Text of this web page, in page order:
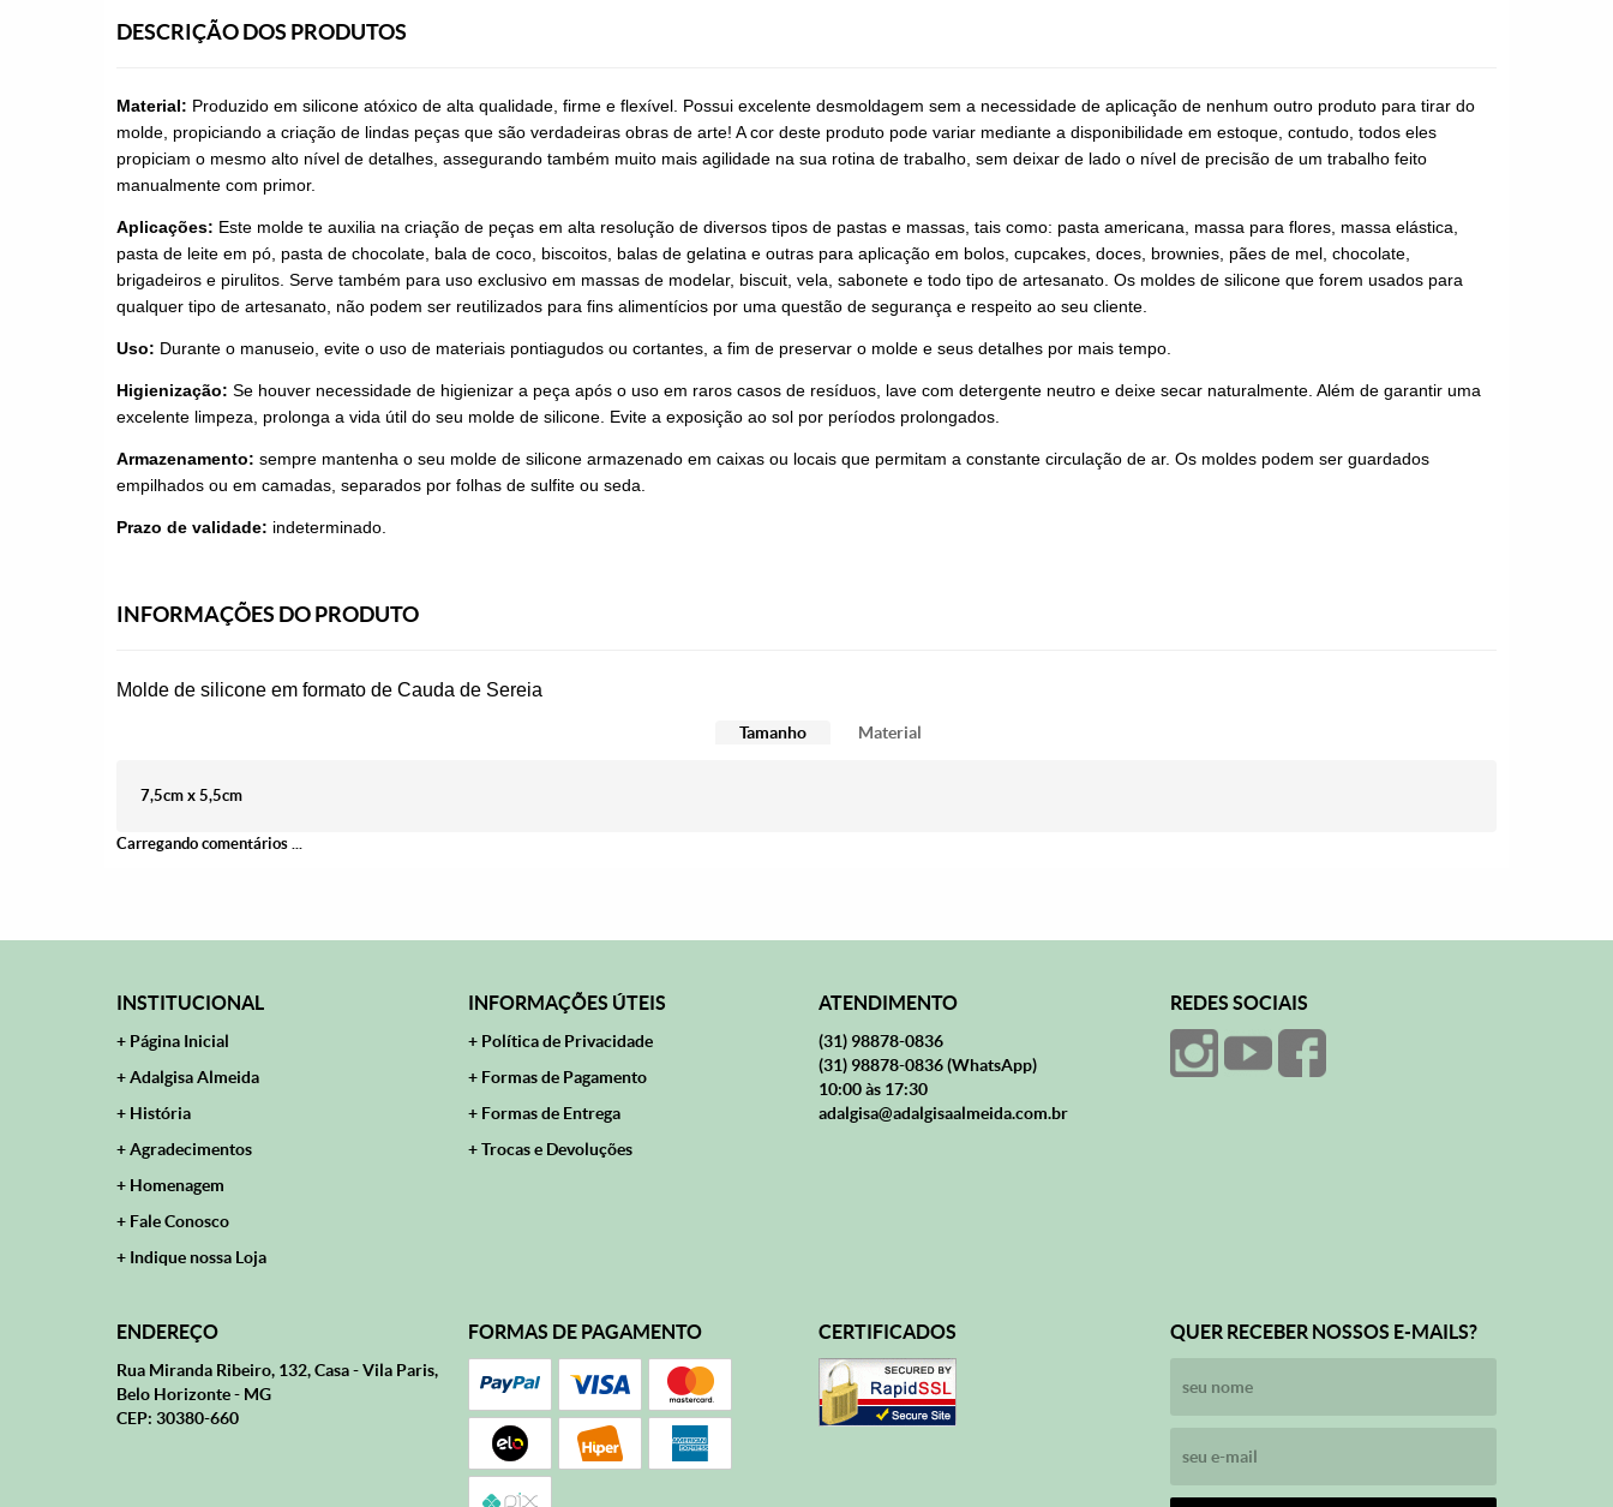
DESCRIÇÃO DOS PRODUTOS
Material: Produzido em silicone atóxico de alta qualidade, firme e flexível. Possui excelente desmoldagem sem a necessidade de aplicação de nenhum outro produto para tirar do
molde, propiciando a criação de lindas peças que são verdadeiras obras de arte! A cor deste produto pode variar mediante a disponibilidade em estoque, contudo, todos eles
propiciam o mesmo alto nível de detalhes, assegurando também muito mais agilidade na sua rotina de trabalho, sem deixar de lado o nível de precisão de um trabalho feito
manualmente com primor.
Aplicações: Este molde te auxilia na criação de peças em alta resolução de diversos tipos de pastas e massas, tais como: pasta americana, massa para flores, massa elástica,
pasta de leite em pó, pasta de chocolate, bala de coco, biscoitos, balas de gelatina e outras para aplicação em bolos, cupcakes, doces, brownies, pães de mel, chocolate,
brigadeiros e pirulitos. Serve também para uso exclusivo em massas de modelar, biscuit, vela, sabonete e todo tipo de artesanato. Os moldes de silicone que forem usados para
qualquer tipo de artesanato, não podem ser reutilizados para fins alimentícios por uma questão de segurança e respeito ao seu cliente.
Uso: Durante o manuseio, evite o uso de materiais pontiagudos ou cortantes, a fim de preservar o molde e seus detalhes por mais tempo.
Higienização: Se houver necessidade de higienizar a peça após o uso em raros casos de resíduos, lave com detergente neutro e deixe secar naturalmente. Além de garantir uma
excelente limpeza, prolonga a vida útil do seu molde de silicone. Evite a exposição ao sol por períodos prolongados.
Armazenamento: sempre mantenha o seu molde de silicone armazenado em caixas ou locais que permitam a constante circulação de ar. Os moldes podem ser guardados
empilhados ou em camadas, separados por folhas de sulfite ou seda.
Prazo de validade: indeterminado.
INFORMAÇÕES DO PRODUTO
Molde de silicone em formato de Cauda de Sereia
Tamanho Material
7,5cm x 5,5cm
Carregando comentários ...
INSTITUCIONAL
Página Inicial
Adalgisa Almeida
História
Agradecimentos
Homenagem
Fale Conosco
Indique nossa Loja
INFORMAÇÕES ÚTEIS
Política de Privacidade
Formas de Pagamento
Formas de Entrega
Trocas e Devoluções
ATENDIMENTO
(31) 98878-0836
(31) 98878-0836(WhatsApp)
10:00 às 17:30
adalgisa@adalgisaalmeida.com.br
REDES SOCIAIS
ENDEREÇO
Rua Miranda Ribeiro, 132, Casa-Vila Paris,
Belo Horizonte- MG
CEP: 30380-660
FORMAS DE PAGAMENTO CERTIFICADOS QUER RECEBER NOSSOS E-MAILS?